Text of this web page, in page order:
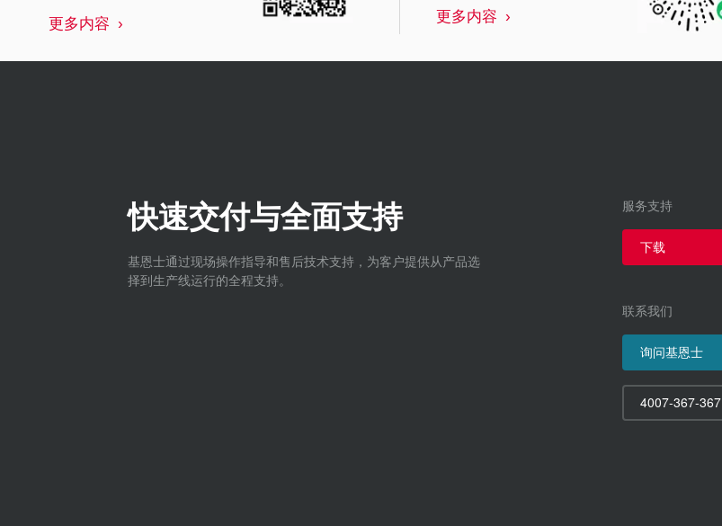
更多内容 更多内容
快速交付与全面支持
基恩士通过现场操作指导和售后技术支持，为客户提供从产品选
择到生产线运行的全程支持。
服务支持
下载
联系我们
询问基恩士
4007-367-367